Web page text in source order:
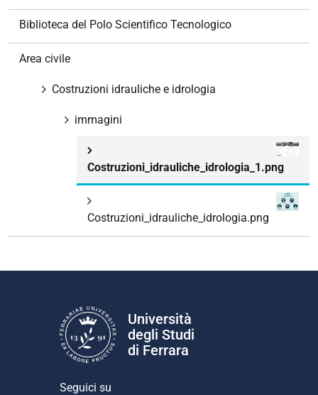
Biblioteca del Polo Scientifico Tecnologico
Area civile
Costruzioni idrauliche e idrologia
immagini
Costruzioni_idrauliche_idrologia_1.png
Costruzioni_idrauliche_idrologia.png
Università
degli Studi
di Ferrara
Seguici su